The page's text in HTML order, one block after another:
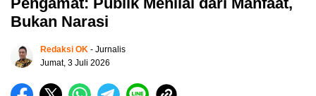
Bukan Narasi
Redaksi OK - Jurnalis
Jumat, 3 Juli 2026